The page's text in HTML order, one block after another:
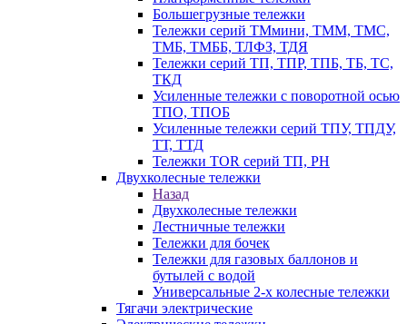
Большегрузные тележки
Тележки серий ТМмини, ТММ, ТМС,
ТМБ, ТМББ, ТЛФЗ, ТДЯ
Тележки серий ТП, ТПР, ТПБ, ТБ, ТС,
ТКД
Усиленные тележки с поворотной осью
ТПО, ТПОБ
Усиленные тележки серий ТПУ, ТПДУ,
ТТ, ТТД
Тележки TOR серий ТП, PH
Двухколесные тележки
Назад
Двухколесные тележки
Лестничные тележки
Тележки для бочек
Тележки для газовых баллонов и
бутылей с водой
Универсальные 2-х колесные тележки
Тягачи электрические